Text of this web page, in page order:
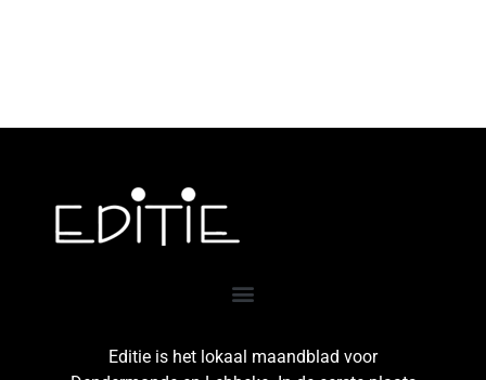
Editie is het lokaal maandblad voor